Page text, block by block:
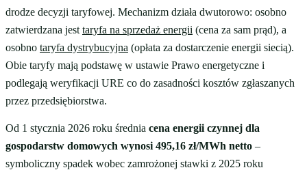
drodze decyzji taryfowej. Mechanizm działa dwutorowo: osobno
zatwierdzana jest taryfa na sprzedaż energii (cena za sam prąd), a
osobno taryfa dystrybucyjna (opłata za dostarczenie energii siecią).
Obie taryfy mają podstawę w ustawie Prawo energetyczne i
podlegają weryfikacji URE co do zasadności kosztów zgłaszanych
przez przedsiębiorstwa.
Od 1 stycznia 2026 roku średnia cena energii czynnej dla
gospodarstw domowych wynosi 495,16 zł/MWh netto –
symboliczny spadek wobec zamrożonej stawki z 2025 roku